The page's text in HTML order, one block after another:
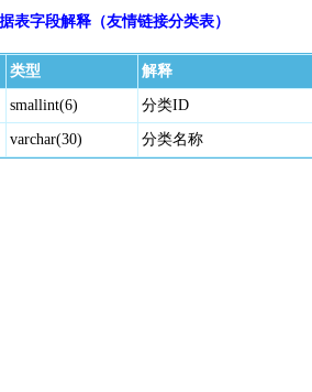
表字段解释（友情链接分类表）
类型 解释
smallint(6) 分类ID
varchar(30) 分类名称